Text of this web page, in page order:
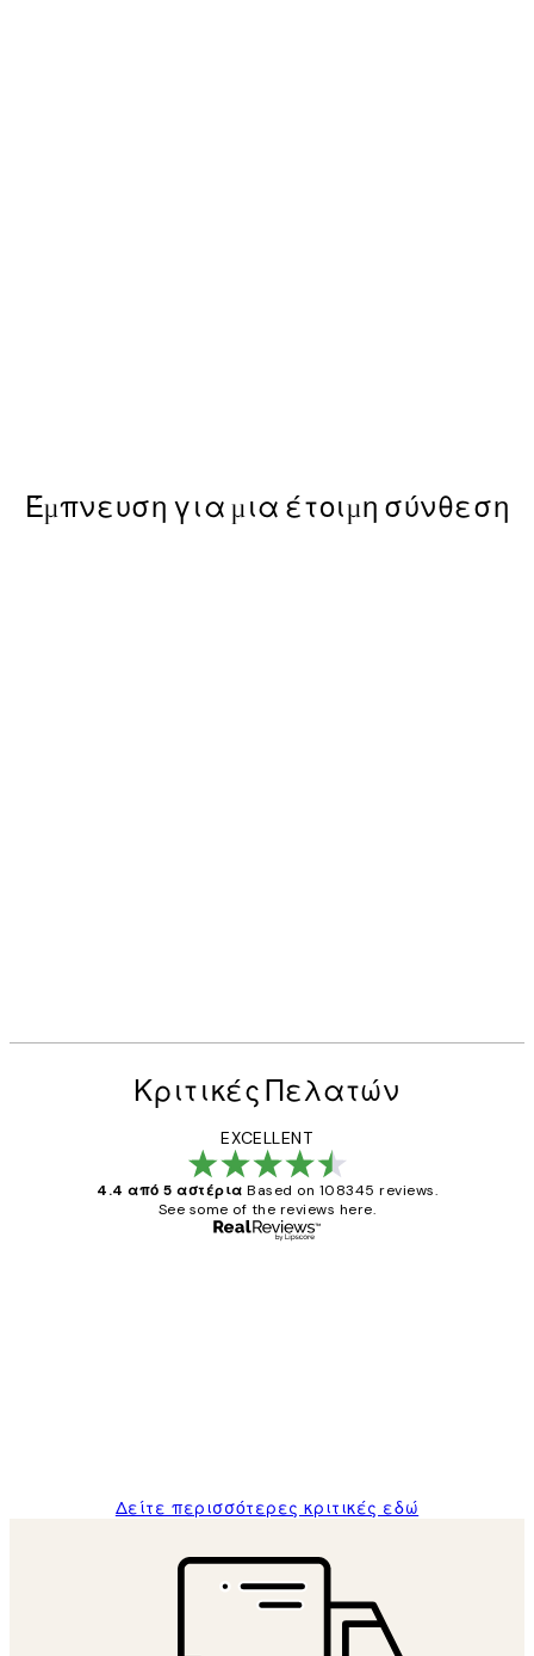
Έμπνευση για μια έτοιμη σύνθεση
Κριτικές Πελατών
EXCELLENT
4.4 από 5 αστέρια Based on 108345 reviews.
See some of the reviews here.
Δείτε περισσότερες κριτικές εδώ